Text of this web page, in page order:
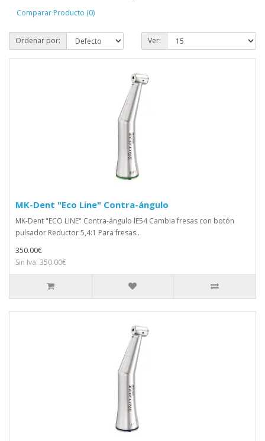
Comparar Producto (0)
Ordenar por: Ver:
MK-Dent "Eco Line" Contra-ángulo
MK-Dent "ECO LINE" Contra-ángulo lE54 Cambia fresas con botón
pulsador Reductor 5,4:1 Para fresas..
350.00€
Sin Iva: 350.00€